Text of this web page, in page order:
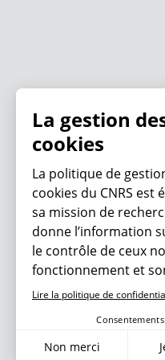
La gestion
cookies
La politique de
cookies du CNRS est
sa mission de
donne l’information
le contrôle de ceux
fonctionnement et
Lire la politique de
Non merci